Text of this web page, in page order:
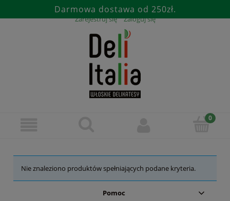
Darmowa dostawa od 250zł.
Zarejestruj się Zaloguj się
Nie znaleziono produktów spełniających podane kryteria.
Pomoc